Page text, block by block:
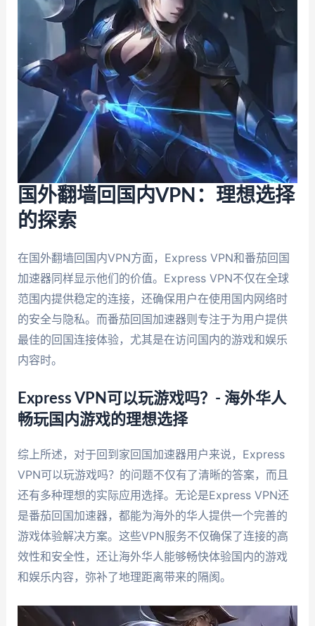
国外翻墙回国内VPN：理想选择
的探索
在国外翻墙回国内VPN方面，Express VPN和番茄回国
加速器同样显示他们的价值。Express VPN不仅在全球
范围内提供稳定的连接，还确保用户在使用国内网络时
的安全与隐私。而番茄回国加速器则专注于为用户提供
最佳的回国连接体验，尤其是在访问国内的游戏和娱乐
内容时。
Express VPN可以玩游戏吗？- 海外华人
畅玩国内游戏的理想选择
综上所述，对于回到家回国加速器用户来说，Express
VPN可以玩游戏吗？的问题不仅有了清晰的答案，而且
还有多种理想的实际应用选择。无论是Express VPN还
是番茄回国加速器，都能为海外的华人提供一个完善的
游戏体验解决方案。这些VPN服务不仅确保了连接的高
效性和安全性，还让海外华人能够畅快体验国内的游戏
和娱乐内容，弥补了地理距离带来的隔阂。